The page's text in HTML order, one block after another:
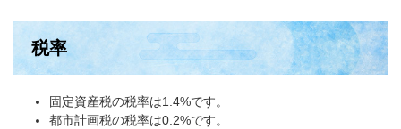
税率
固定資産税の税率は1.4%です。
都市計画税の税率は0.2%です。